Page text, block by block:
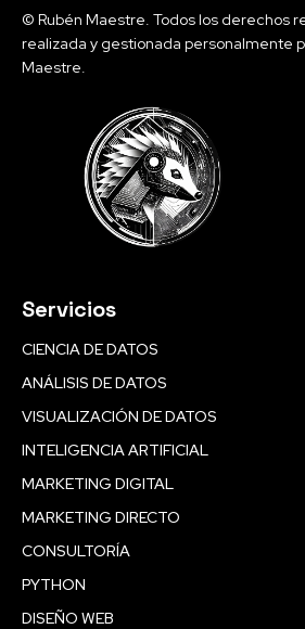
© Rubén Maestre. Todos los derechos
realizada y gestionada personalmente
Maestre.
Servicios
CIENCIA DE DATOS
ANÁLISIS DE DATOS
VISUALIZACIÓN DE DATOS
INTELIGENCIA ARTIFICIAL
MARKETING DIGITAL
MARKETING DIRECTO
CONSULTORÍA
PYTHON
DISEÑO WEB